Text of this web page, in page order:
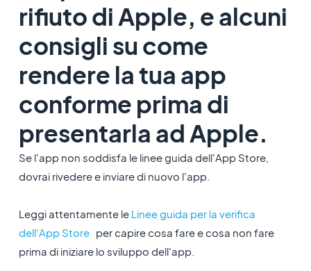
rifiuto di Apple, e alcuni
consigli su come
rendere la tua app
conforme prima di
presentarla ad Apple.
Se l'app non soddisfa le linee guida dell'App Store,
dovrai rivedere e inviare di nuovo l'app.
Leggi attentamente le Linee guida per la verifica
dell'App Storeper capire cosa fare e cosa non fare
prima di iniziare lo sviluppo dell'app.